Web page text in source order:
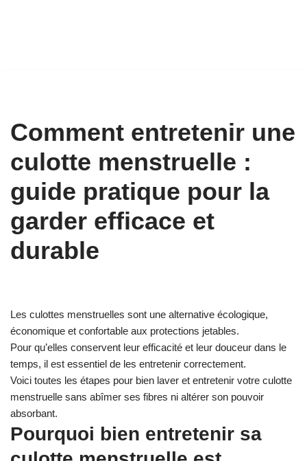
Comment entretenir une
culotte menstruelle :
guide pratique pour la
garder efficace et
durable
Les culottes menstruelles sont une alternative écologique,
économique et confortable aux protections jetables.
Pour qu’elles conservent leur efficacité et leur douceur dans le
temps, il est essentiel de les entretenir correctement.
Voici toutes les étapes pour bien laver et entretenir votre culotte
menstruelle sans abîmer ses fibres ni altérer son pouvoir
absorbant.
Pourquoi bien entretenir sa